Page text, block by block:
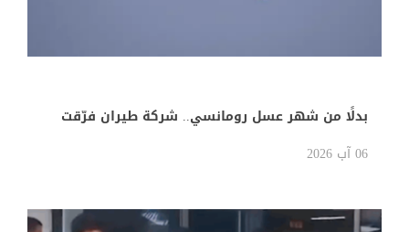
بدلًا من شهر عسل رومانسي.. شركة طيران فرّقت
عروسين في أول يوم بعد الزفاف!
06 آب 2026